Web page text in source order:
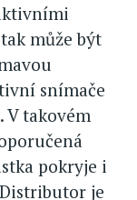
může být
snímače
V takovém
pokryje i
je